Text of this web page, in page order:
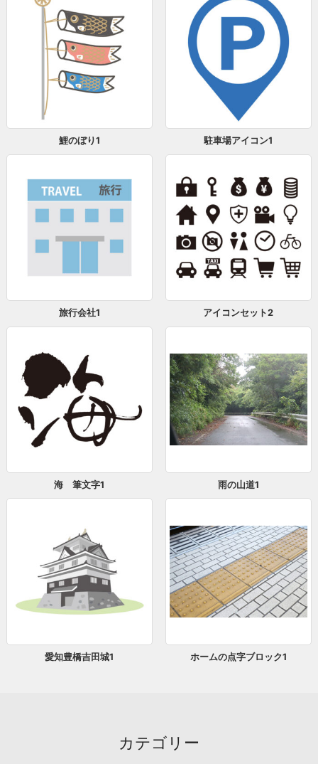
鯉のぼり1 駐車場アイコン1
旅行会社1 アイコンセット2
海 筆文字1 雨の山道1
愛知豊橋吉田城1 ホームの点字ブロック1
カテゴリー